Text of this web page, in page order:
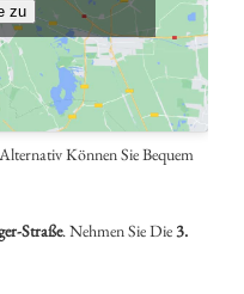
zu
Alternativ Können Sie Bequem
Straße. Nehmen Sie Die 3.